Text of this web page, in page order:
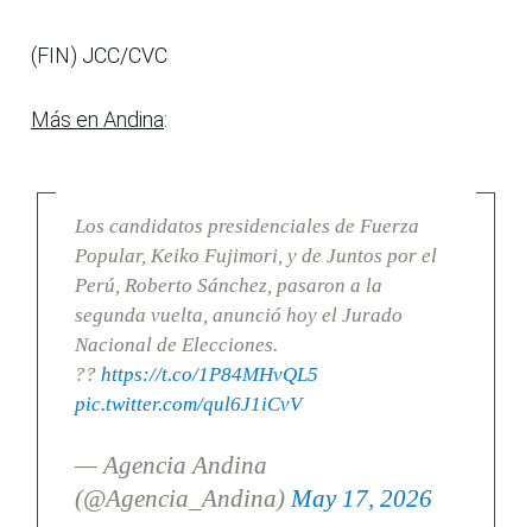
(FIN) JCC/CVC
Más en Andina:
Los candidatos presidenciales de Fuerza
Popular, Keiko Fujimori, y de Juntos por el
Perú, Roberto Sánchez, pasaron a la
segunda vuelta, anunció hoy el Jurado
Nacional de Elecciones.
?? https://t.co/1P84MHvQL5
pic.twitter.com/qul6J1iCvV
— Agencia Andina
(@Agencia_Andina) May 17, 2026